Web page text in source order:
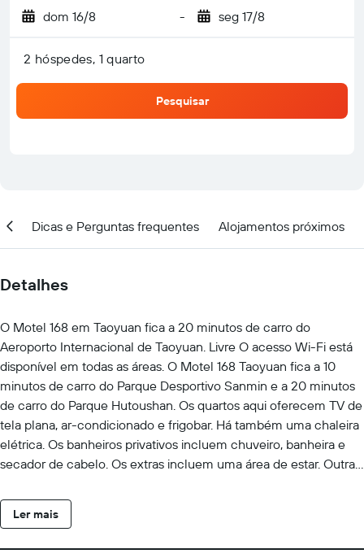
dom 16/8 - seg 17/8
2 hóspedes, 1 quarto
Pesquisar
Dicas e Perguntas frequentes Alojamentos próximos
Detalhes
O Motel 168 em Taoyuan fica a 20 minutos de carro do
Aeroporto Internacional de Taoyuan. Livre O acesso Wi-Fi está
disponível em todas as áreas. O Motel 168 Taoyuan fica a 10
minutos de carro do Parque Desportivo Sanmin e a 20 minutos
de carro do Parque Hutoushan. Os quartos aqui oferecem TV de
tela plana, ar-condicionado e frigobar. Há também uma chaleira
elétrica. Os banheiros privativos incluem chuveiro, banheira e
secador de cabelo. Os extras incluem uma área de estar. Outras
oferece estacionamento gratuito. Atenção: o horário de check-
in é a partir das 18:00.
Ler mais